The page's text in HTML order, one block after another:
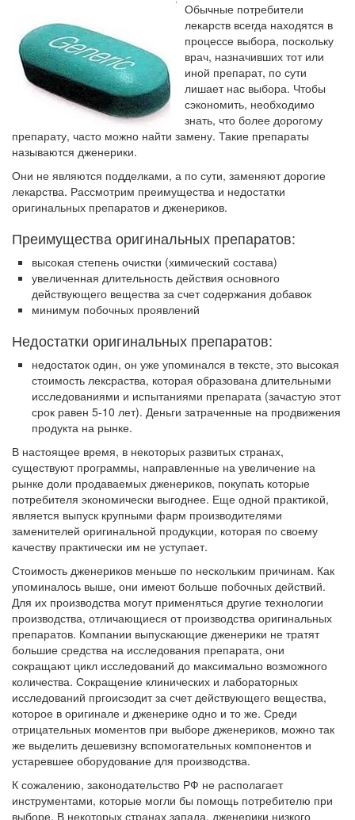
встрече с журналистами ведущих...
Местная анестезия развивает кардиотоксичность
Федеральная служба по
надзору в сфере
здравоохранения озвучила
тревожную статистику. Она
касаются увеличения риска
осложнений от...
Закон о праве родителей находиться с детьми в
реанимации внесен в Госдуму
Соответствующий
законопроект внесен в
палату на
заключается в
нахождении одного из
родителей в
больничной палате
бесплатно, в течении всего срока лечения...
Обычные потребители
лекарств всегда находятся в
процессе выбора, поскольку
врач, назначивших тот или
иной препарат, по сути
лишает нас выбора. Чтобы
сэкономить, необходимо
знать, что более дорогому
препарату, часто можно найти замену. Такие препараты
называются дженерики.
Они не являются подделками, а по сути, заменяют дорогие
лекарства. Рассмотрим преимущества и недостатки
оригинальных препаратов и дженериков.
Преимущества оригинальных препаратов:
высокая степень очистки (химический состава)
увеличенная длительность действия основного
действующего вещества за счет содержания добавок
минимум побочных проявлений
Недостатки оригинальных препаратов:
недостаток один, он уже упоминался в тексте, это высокая
стоимость лексраства, которая образована длительными
исследованиями и испытаниями препарата (зачастую этот
срок равен 5-10 лет). Деньги затраченные на продвижения
продукта на рынке.
В настоящее время, в некоторых развитых странах,
существуют программы, направленные на увеличение на
рынке доли продаваемых дженериков, покупать которые
потребителя экономически выгоднее. Еще одной практикой,
является выпуск крупными фарм производителями
заменителей оригинальной продукции, которая по своему
качеству практически им не уступает.
Стоимость дженериков меньше по нескольким причинам. Как
упоминалось выше, они имеют больше побочных действий.
Для их производства могут применяться другие технологии
производства, отличающиеся от производства оригинальных
препаратов. Компании выпускающие дженерики не тратят
большие средства на исследования препарата, они
сокращают цикл исследований до максимально возможного
количества. Сокращение клинических и лабораторных
исследований пргоисзодит за счет действующего вещества,
которое в оригинале и дженерике одно и то же. Среди
отрицательных моментов при выборе дженериков, можно так
же выделить дешевизну вспомогательных компонентов и
устаревшее оборудование для производства.
К сожалению, законодательство РФ не располагает
инструментами, которые могли бы помощь потребителю при
выборе. В некоторых странах запада, дженерики низкого